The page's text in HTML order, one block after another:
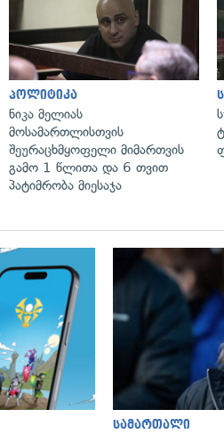
პოლიტიკა
ნიკა მელიას
მოსამართლისთვის
შეურაცხმყოფელი მიმართვის
გამო 1 წლითა და 6 თვით
პატიმრობა მიესაჯა
სამართალი